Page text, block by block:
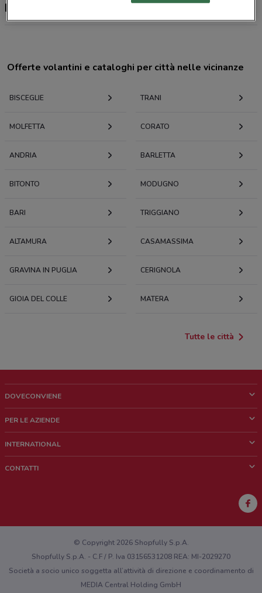
Naïma, offerte e negozi
Offerte volantini e cataloghi per città nelle vicinanze
BISCEGLIE TRANI
MOLFETTA CORATO
ANDRIA BARLETTA
BITONTO MODUGNO
BARI TRIGGIANO
ALTAMURA CASAMASSIMA
GRAVINA IN PUGLIA CERIGNOLA
GIOIA DEL COLLE MATERA
Tutte le città
DOVECONVIENE
Chi siamo
Lavora con noi
PER LE AZIENDE
Richieste commerciali e marketing
INTERNATIONAL
CONTATTI
Hai un malfunzionamento sul web o sull'app?
© Copyright 2026 Shopfully S.p.A.
Shopfully S.p.A. - C.F / P. Iva 03156531208 REA: MI-2029270
Società a socio unico soggetta all’attività di direzione e coordinamento di
MEDIA Central Holding GmbH